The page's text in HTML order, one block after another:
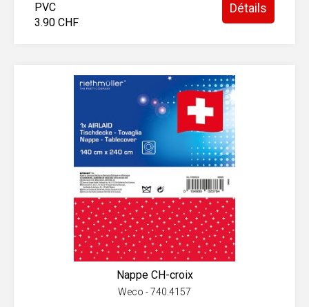
PVC
3.90 CHF
Détails
Nappe CH-croix
Weco - 740.4157